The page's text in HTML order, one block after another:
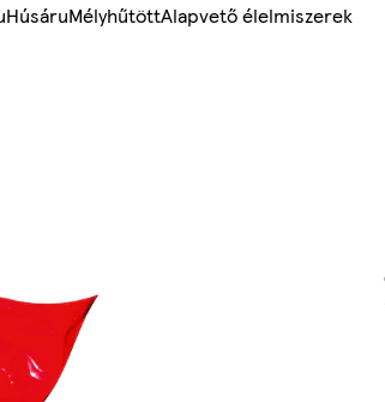
HúsáruMélyhűtöttAlapvető élelmiszerek